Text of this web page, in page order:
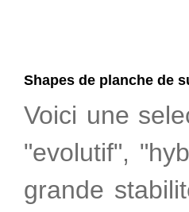
Shapes de planche de
Voici une
"evolutif",
grande